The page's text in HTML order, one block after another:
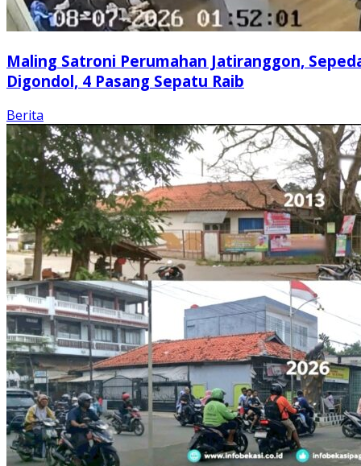
Maling Satroni Perumahan Jatiranggon,
Digondol, 4 Pasang Sepatu Raib
Berita